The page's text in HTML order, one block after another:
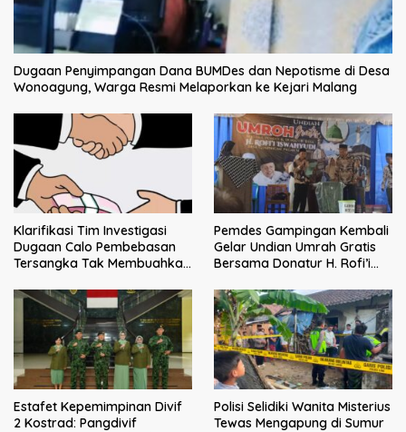
Dugaan Penyimpangan Dana BUMDes dan Nepotisme di Desa
Wonoagung, Warga Resmi Melaporkan ke Kejari Malang
Klarifikasi Tim Investigasi
Dugaan Calo Pembebasan
Tersangka Tak Membuahkan
Pemdes Gampingan Kembali
Gelar Undian Umrah Gratis
Bersama Donatur H. Rofi’i
bagi Pejuang Sosial
Estafet Kepemimpinan Divif
2 Kostrad: Pangdivif
Polisi Selidiki Wanita Misterius
Tewas Mengapung di Sumur